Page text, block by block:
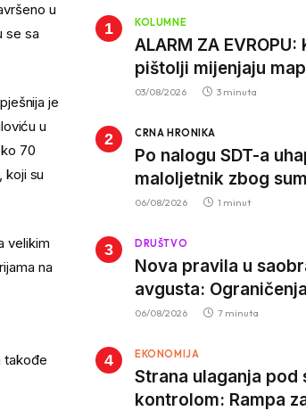
u
se sa
je
u
70
koji su
velikim
na
takođe
KOLUMNE
ALARM ZA
pištolji mijenjaju
tržišta, istrage
03/08/2026 3 minuta
CRNA HRONIKA
Po nalogu SDT-a
maloljetnik zbog
vrbovanje i
06/08/2026 1 minut
DRUŠTVO
Nova pravila u
avgusta:
trotinetima i mlade
djece
06/08/2026 7 minuta
EKONOMIJA
Strana ulaganja pod
kontrolom: Rampa